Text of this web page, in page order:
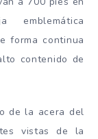
forma continua
contenido de
de la acera del
vistas de la